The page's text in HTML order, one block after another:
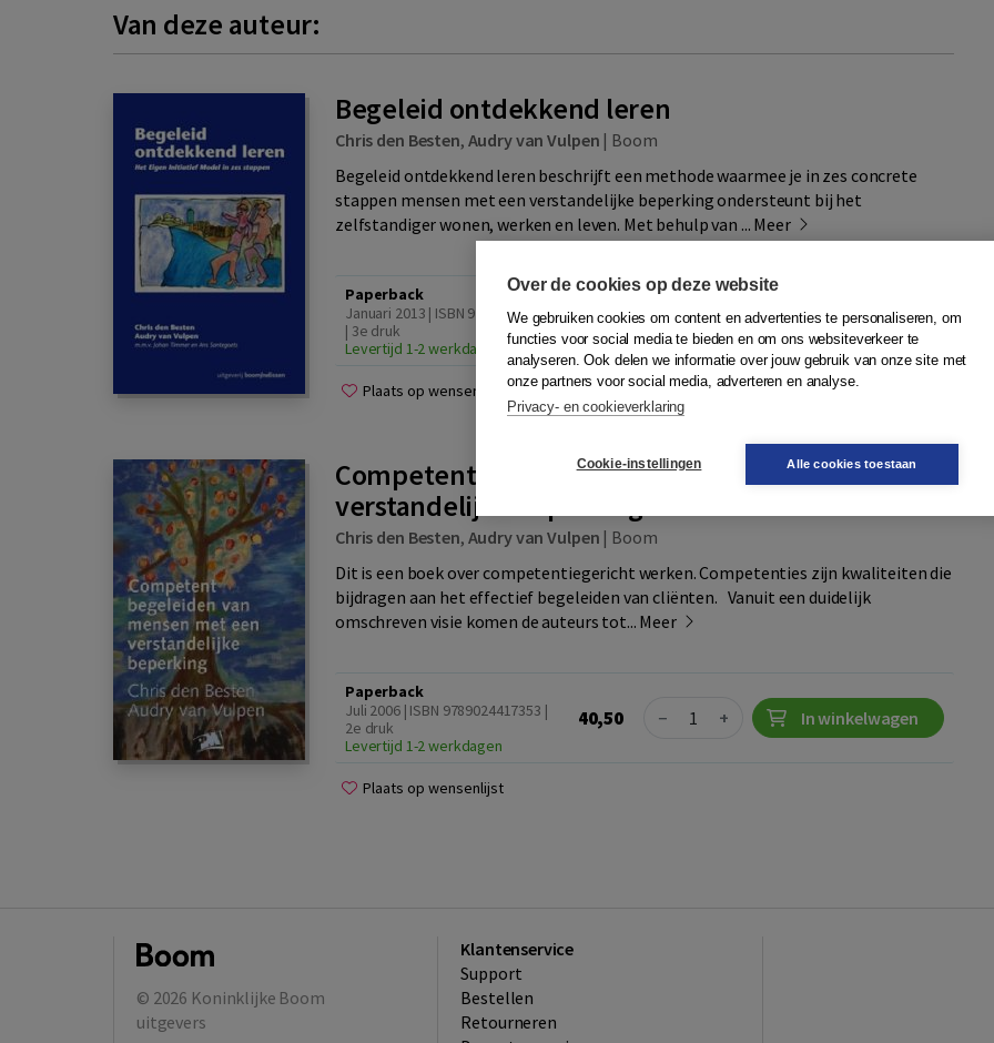
Van deze auteur:
Begeleid ontdekkend leren
Chris den Besten, Audry van Vulpen | Boom
Begeleid ontdekkend leren beschrijft een methode waarmee je in zes concrete
stappen mensen met een verstandelijke beperking ondersteunt bij het
zelfstandiger wonen, werken en leven. Met behulp van ... Meer
Paperback
Januari 2013 | ISBN 9789024402441
| 3e druk
Levertijd 1-2 werkdagen
33,95 Quantity
− + In winkelwagen
Plaats op wensenlijst
Competent begeleiden van mensen met een
verstandelijke beperking
Chris den Besten, Audry van Vulpen | Boom
Dit is een boek over competentiegericht werken. Competenties zijn kwaliteiten die
bijdragen aan het effectief begeleiden van cliënten. Vanuit een duidelijk
omschreven visie komen de auteurs tot... Meer
Paperback
Juli 2006 | ISBN 9789024417353 |
2e druk
Levertijd 1-2 werkdagen
40,50 Quantity
− + In winkelwagen
Plaats op wensenlijst
© 2026 Koninklijke Boom
uitgevers
Klantenservice
Support
Bestellen
​Retourneren
Over de cookies op deze website
We gebruiken cookies om content en advertenties te personaliseren, om
functies voor social media te bieden en om ons websiteverkeer te
analyseren. Ook delen we informatie over jouw gebruik van onze site met
onze partners voor social media, adverteren en analyse.
Privacy- en cookieverklaring
Cookie-instellingen Alle cookies toestaan